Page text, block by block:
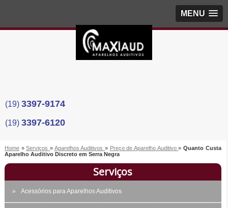
MENU
(19) 3397-9174
(19) 3397-6120
Home »Serviços » Aparelhos Auditivos » Preço de Aparelho Auditivo» Quanto Custa
Aparelho Auditivo Discreto em Serra Negra
Serviços
Acessórios para Aparelhos Auditivos